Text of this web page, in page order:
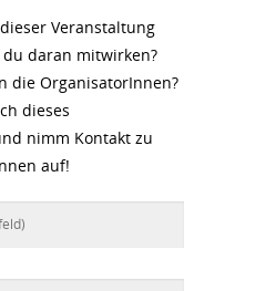
Veranstaltung
daran mitwirken?
die OrganisatorInnen?
dieses
nimm Kontakt zu
auf!